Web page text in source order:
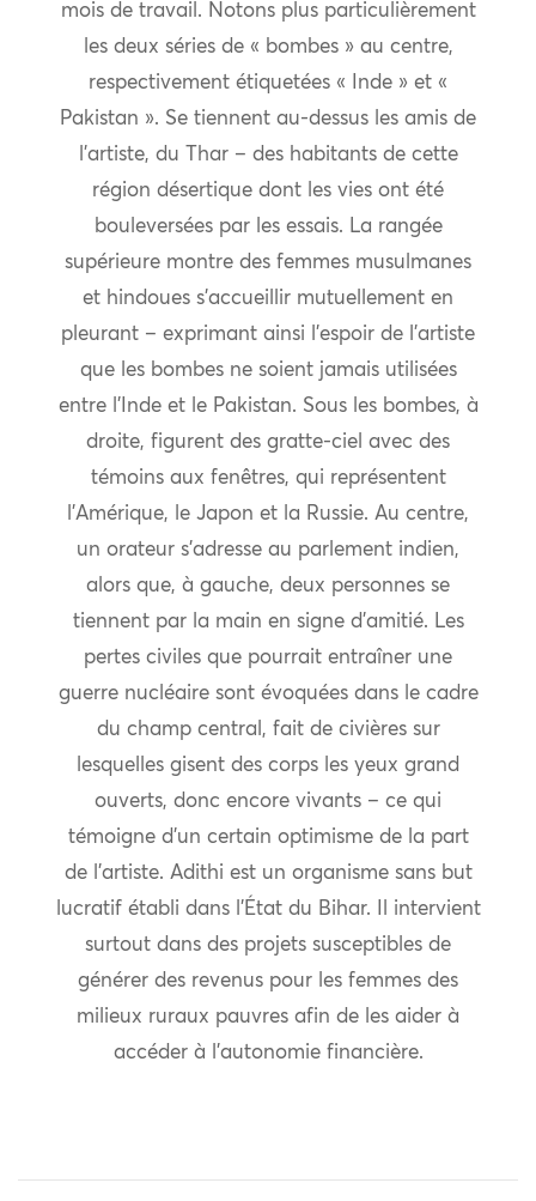
mois de travail. Notons plus particulièrement
les deux séries de « bombes » au centre,
respectivement étiquetées « Inde » et «
Pakistan ». Se tiennent au-dessus les amis de
l’artiste, du Thar – des habitants de cette
région désertique dont les vies ont été
bouleversées par les essais. La rangée
supérieure montre des femmes musulmanes
et hindoues s’accueillir mutuellement en
pleurant – exprimant ainsi l’espoir de l’artiste
que les bombes ne soient jamais utilisées
entre l’Inde et le Pakistan. Sous les bombes, à
droite, figurent des gratte-ciel avec des
témoins aux fenêtres, qui représentent
l’Amérique, le Japon et la Russie. Au centre,
un orateur s’adresse au parlement indien,
alors que, à gauche, deux personnes se
tiennent par la main en signe d’amitié. Les
pertes civiles que pourrait entraîner une
guerre nucléaire sont évoquées dans le cadre
du champ central, fait de civières sur
lesquelles gisent des corps les yeux grand
ouverts, donc encore vivants – ce qui
témoigne d’un certain optimisme de la part
de l’artiste. Adithi est un organisme sans but
lucratif établi dans l’État du Bihar. Il intervient
surtout dans des projets susceptibles de
générer des revenus pour les femmes des
milieux ruraux pauvres afin de les aider à
accéder à l’autonomie financière.